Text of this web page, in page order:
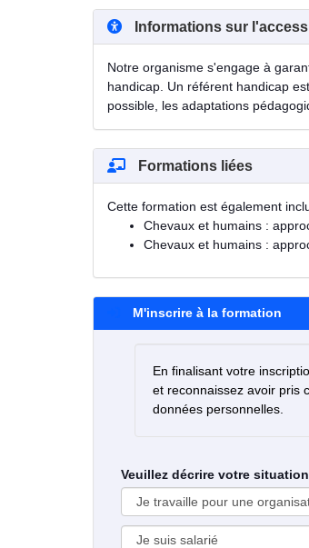
Informations sur
Notre organisme s'engage à
handicap. Un référent handicap
possible, les adaptations
Formations liées
Cette formation est également
Chevaux et humains :
Chevaux et humains :
M'inscrire à la formation
En finalisant votre
et reconnaissez avoir pris
données personnelles.
Veuillez décrire votre situation